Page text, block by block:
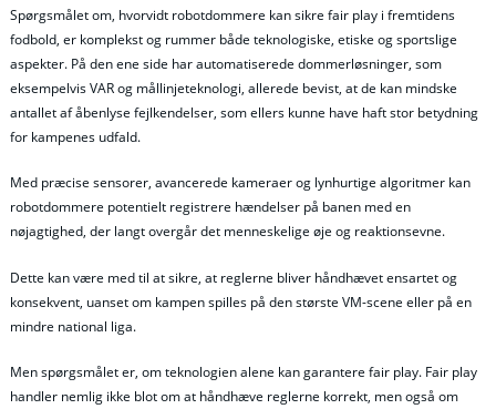
Spørgsmålet om, hvorvidt robotdommere kan sikre fair play i fremtidens
fodbold, er komplekst og rummer både teknologiske, etiske og sportslige
aspekter. På den ene side har automatiserede dommerløsninger, som
eksempelvis VAR og mållinjeteknologi, allerede bevist, at de kan mindske
antallet af åbenlyse fejlkendelser, som ellers kunne have haft stor betydning
for kampenes udfald.
Med præcise sensorer, avancerede kameraer og lynhurtige algoritmer kan
robotdommere potentielt registrere hændelser på banen med en
nøjagtighed, der langt overgår det menneskelige øje og reaktionsevne.
Dette kan være med til at sikre, at reglerne bliver håndhævet ensartet og
konsekvent, uanset om kampen spilles på den største VM-scene eller på en
mindre national liga.
Men spørgsmålet er, om teknologien alene kan garantere fair play. Fair play
handler nemlig ikke blot om at håndhæve reglerne korrekt, men også om